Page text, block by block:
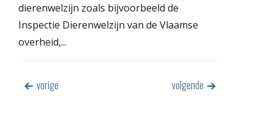
dierenwelzijn zoals bijvoorbeeld de
Inspectie Dierenwelzijn van de Vlaamse
overheid,...
vorige volgende